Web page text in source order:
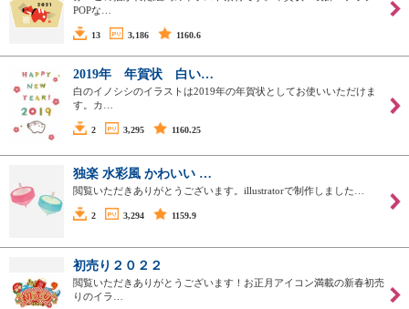
POPな…
13 3,186 1160.6
2019年 年賀状 白い…
白のイノシシのイラストは2019年の年賀状としてお使いいただけま
す。カ…
2 3,295 1160.25
独楽 水彩風 かわいい …
閲覧いただきありがとうございます。illustratorで制作しました…
2 3,294 1159.9
初売り２０２２
閲覧いただきありがとうございます！お正月アイコン満載の新春初売
りのイラ…